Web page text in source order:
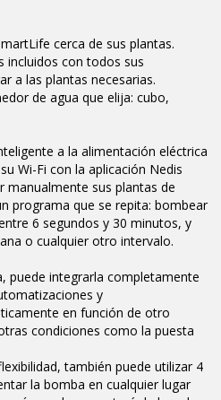
cerca de sus plantas.
incluidos con todos sus
a las plantas necesarias.
de agua que elija: cubo,
a la alimentación eléctrica
Wi-Fi con la aplicación Nedis
manualmente sus plantas de
programa que se repita: bombear
6 segundos y 30 minutos, y
o cualquier otro intervalo.
puede integrarla completamente
y
en función de otro
condiciones como la puesta
también puede utilizar 4
la bomba en cualquier lugar